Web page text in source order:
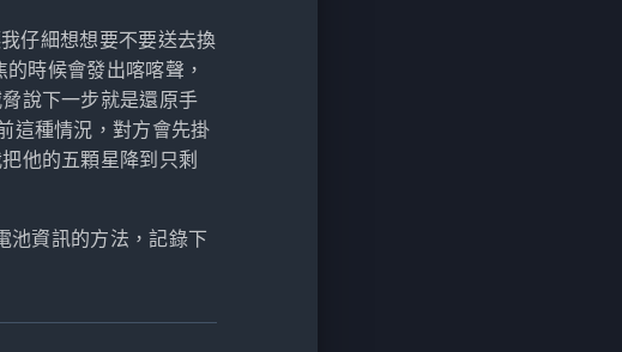
仔細想想要不要送去換
時候會發出喀喀聲，
說下一步就是還原手
這種情況，對方會先掛
他的五顆星降到只剩
池資訊的方法，記錄下